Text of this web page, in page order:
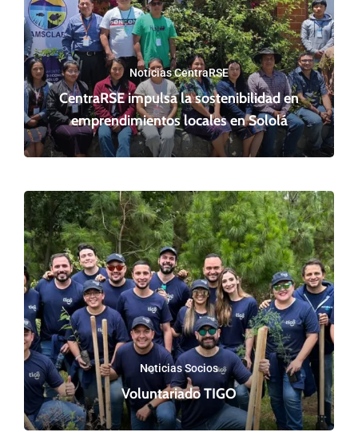
Noticias CentraRSE
CentraRSE impulsa la sostenibilidad en
emprendimientos locales en Sololá
Noticias Socios
Voluntariado TIGO